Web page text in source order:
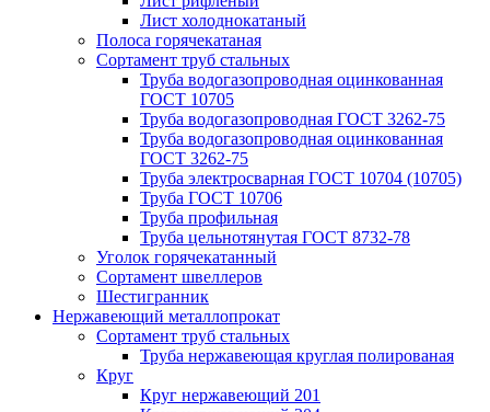
Лист холоднокатаный
Полоса горячекатаная
Сортамент труб стальных
Труба водогазопроводная оцинкованная
ГОСТ 10705
Труба водогазопроводная ГОСТ 3262-75
Труба водогазопроводная оцинкованная
ГОСТ 3262-75
Труба электросварная ГОСТ 10704 (10705)
Труба ГОСТ 10706
Труба профильная
Труба цельнотянутая ГОСТ 8732-78
Уголок горячекатанный
Сортамент швеллеров
Шестигранник
Нержавеющий металлопрокат
Сортамент труб стальных
Труба нержавеющая круглая полированая
Круг
Круг нержавеющий 201